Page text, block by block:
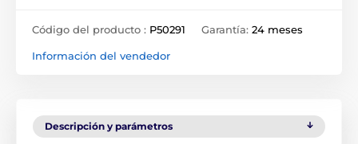
Código del producto : P50291 Garantía: 24 meses
Información del vendedor
Descripción y parámetros